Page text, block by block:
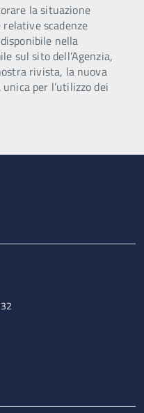
la situazione
scadenze
nella
sul sito dell’Agenzia,
rivista, la nuova
per l’utilizzo dei